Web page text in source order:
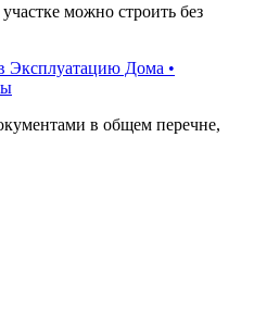
можно строить без
Эксплуатацию Дома •
в общем перечне,